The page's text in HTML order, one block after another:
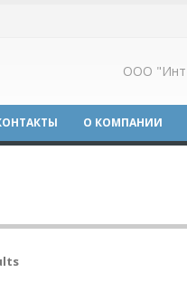
ООО "Инт-
О КОМПАНИИ